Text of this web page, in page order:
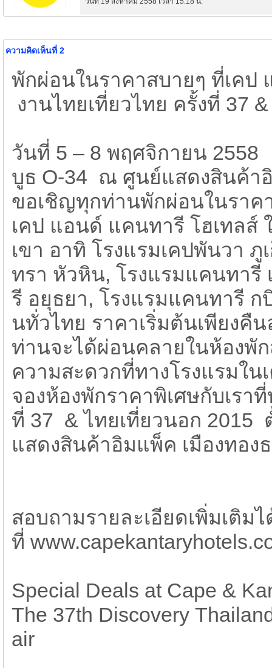
ความคิดเห็นที่ 2
พักผ่อนในราคาสบายๆ ที่เคป
งานไทยเที่ยวไทย ครั้งที่ 37
วันที่ 5 – 8 พฤศจิกายน 2558
บูธ O-34 ณ ศูนย์แสดงสินค้า
ขอเชิญทุกท่านพักผ่อนในราค
เคป แอนด์ แคนทารี โฮเทลส์
เขา อาทิ โรงแรมเคปพันวา ภู
ทรา หัวหิน, โรงแรมแคนทารี
รี อยุธยา, โรงแรมแคนทารี
นทั่วไทย ราคาเริ่มต้นเพียงคื
ท่านจะได้ผ่อนคลายในห้องพั
ความสะดวกที่ทางโรงแรมใน
จองห้องพักราคาพิเศษกับเรา
ที่ 37 & ไทยเที่ยวนอก
แสดงสินค้าอิมแพ็ค เมืองทอง
สอบถามรายละเอียดเพิ่มเติม
ที่
Special Deals at Cape &
The 37th Discovery
air